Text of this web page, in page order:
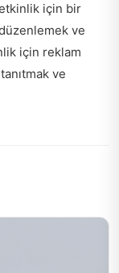
için bir
ve
için reklam
ve